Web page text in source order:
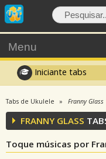
Menu
Iniciante tabs
Tabs de Ukulele Franny Glass
FRANNY GLASS
Toque músicas por